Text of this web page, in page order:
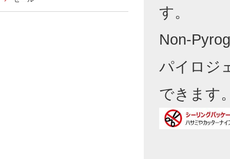
す。
Non-
パイロジ
できます